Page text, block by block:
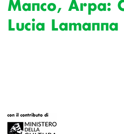
Manco, Arpa:
Lucia Lamanna